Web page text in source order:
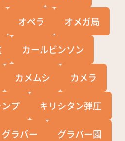
オペラ オメガ局
カールビンソン
カメムシ カメラ
プ キリシタン弾圧
グラバー グラバー園